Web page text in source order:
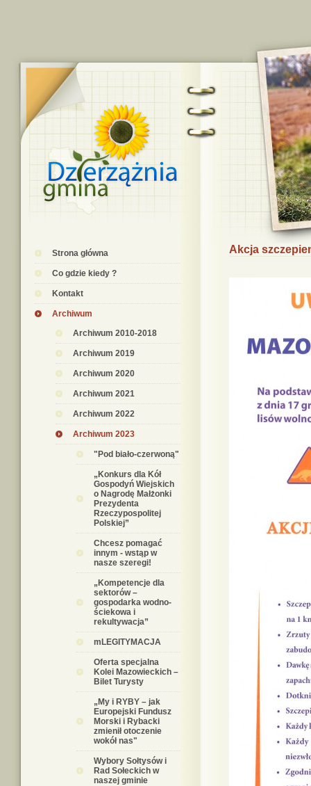
Strona główna
Co gdzie kiedy ?
Kontakt
Archiwum
Archiwum 2010-2018
Archiwum 2019
Archiwum 2020
Archiwum 2021
Archiwum 2022
Archiwum 2023
"Pod biało-czerwoną"
„Konkurs dla Kół
Gospodyń Wiejskich
o Nagrodę Małżonki
Prezydenta
Rzeczypospolitej
Polskiej”
Chcesz pomagać
innym - wstąp w
nasze szeregi!
„Kompetencje dla
sektorów –
gospodarka wodno-
ściekowa i
rekultywacja”
mLEGITYMACJA
Oferta specjalna
Kolei Mazowieckich –
Bilet Turysty
„My i RYBY – jak
Europejski Fundusz
Morski i Rybacki
zmienił otoczenie
wokół nas"
Wybory Sołtysów i
Rad Sołeckich w
naszej gminie
Akcja